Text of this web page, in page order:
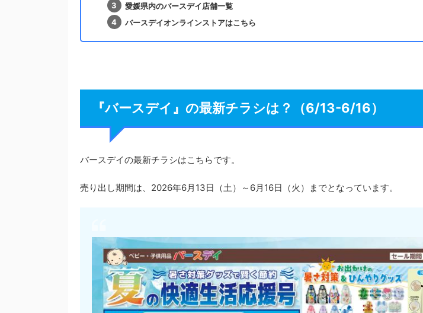
愛媛県内のバースデイ店舗一覧
バースデイオンラインストアはこちら
『バースデイ』の最新チラシは？（6/13-6/16）
バースデイの最新チラシはこちらです。
売り出し期間は、2026年6月13日（土）～6月16日（火）までとなっています。